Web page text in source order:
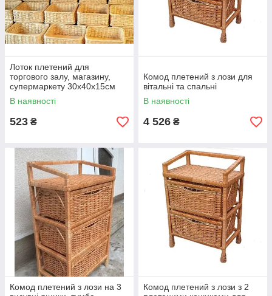
Лоток плетений для
торгового залу, магазину,
супермаркету 30х40х15см
В наявності
523 ₴
Комод плетений з лози для
вітальні та спальні
В наявності
4 526 ₴
Комод плетений з лози на 3
Комод плетений з лози з 2